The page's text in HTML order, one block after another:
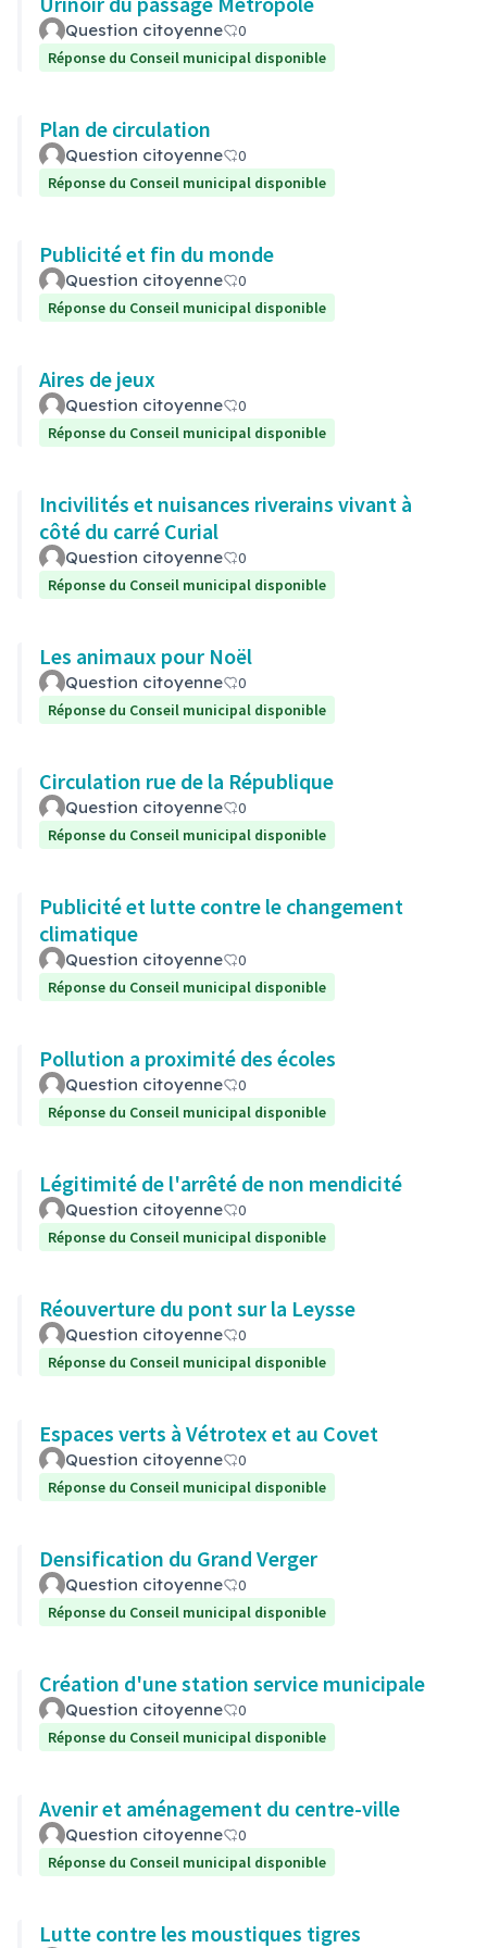
Question citoyenne
0
Réponse du Conseil municipal disponible
Plan de circulation
Question citoyenne
0
Réponse du Conseil municipal disponible
Publicité et fin du monde
Question citoyenne
0
Réponse du Conseil municipal disponible
Aires de jeux
Question citoyenne
0
Réponse du Conseil municipal disponible
Incivilités et nuisances riverains vivant à
côté du carré Curial
Question citoyenne
0
Réponse du Conseil municipal disponible
Les animaux pour Noël
Question citoyenne
0
Réponse du Conseil municipal disponible
Circulation rue de la République
Question citoyenne
0
Réponse du Conseil municipal disponible
Publicité et lutte contre le changement
climatique
Question citoyenne
0
Réponse du Conseil municipal disponible
Pollution a proximité des écoles
Question citoyenne
0
Réponse du Conseil municipal disponible
Légitimité de l'arrêté de non mendicité
Question citoyenne
0
Réponse du Conseil municipal disponible
Réouverture du pont sur la Leysse
Question citoyenne
0
Réponse du Conseil municipal disponible
Espaces verts à Vétrotex et au Covet
Question citoyenne
0
Réponse du Conseil municipal disponible
Densification du Grand Verger
Question citoyenne
0
Réponse du Conseil municipal disponible
Création d'une station service municipale
Question citoyenne
0
Réponse du Conseil municipal disponible
Avenir et aménagement du centre-ville
Question citoyenne
0
Réponse du Conseil municipal disponible
Lutte contre les moustiques tigres